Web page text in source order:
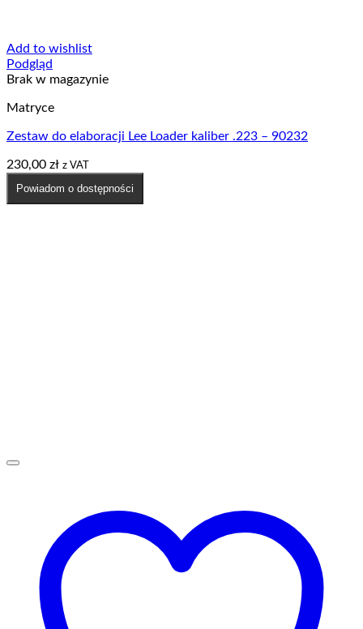
Add to wishlist
Podgląd
Brak w magazynie
Matryce
Zestaw do elaboracji Lee Loader kaliber .223 – 90232
230,00 zł z VAT
Powiadom o dostępności